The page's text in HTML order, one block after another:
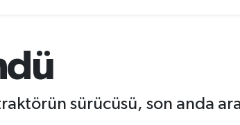
sürücüsü, son anda